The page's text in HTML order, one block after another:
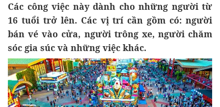
Các công việc này dành cho những người từ
16 tuổi trở lên. Các vị trí cần gồm có: người
bán vé vào cửa, người trông xe, người chăm
sóc gia súc và những việc khác.